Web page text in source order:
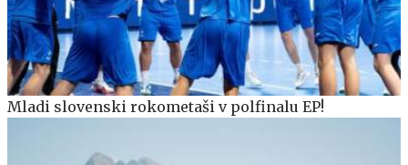
Mladi slovenski rokometaši v polfinalu EP!